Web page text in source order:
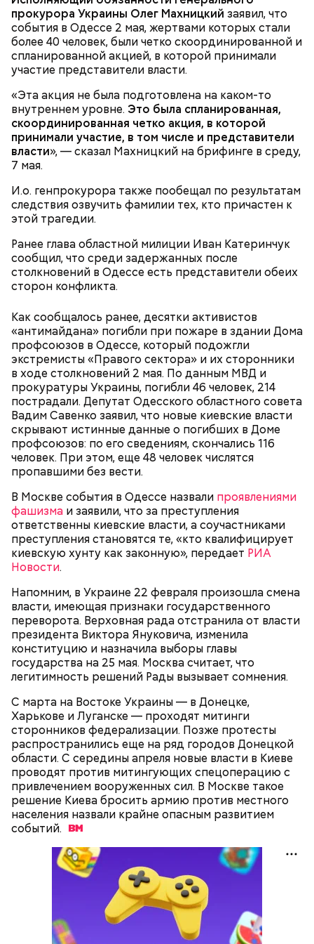
прокурора Украины Олег Махницкий заявил, что
события в Одессе 2 мая, жертвами которых стали
более 40 человек, были четко скоординированной и
спланированной акцией, в которой принимали
участие представители власти.
«Эта акция не была подготовлена на каком-то
внутреннем уровне. Это была спланированная,
скоординированная четко акция, в которой
принимали участие, в том числе и представители
власти», — сказал Махницкий на брифинге в среду,
7 мая.
И.о. генпрокурора также пообещал по результатам
следствия озвучить фамилии тех, кто причастен к
этой трагедии.
Ранее глава областной милиции Иван Катеринчук
сообщил, что среди задержанных после
столкновений в Одессе есть представители обеих
сторон конфликта.
Как сообщалось ранее, десятки активистов
«антимайдана» погибли при пожаре в здании Дома
профсоюзов в Одессе, который подожгли
экстремисты «Правого сектора» и их сторонники
в ходе столкновений 2 мая. По данным МВД и
прокуратуры Украины, погибли 46 человек, 214
пострадали. Депутат Одесского областного совета
Вадим Савенко заявил, что новые киевские власти
скрывают истинные данные о погибших в Доме
профсоюзов: по его сведениям, скончались 116
человек. При этом, еще 48 человек числятся
пропавшими без вести.
В Москве события в Одессе назвали проявлениями
фашизма и заявили, что за преступления
ответственны киевские власти, а соучастниками
преступления становятся те, «кто квалифицирует
киевскую хунту как законную», передает РИА
Новости.
Напомним, в Украине 22 февраля произошла смена
власти, имеющая признаки государственного
переворота. Верховная рада отстранила от власти
президента Виктора Януковича, изменила
конституцию и назначила выборы главы
государства на 25 мая. Москва считает, что
легитимность решений Рады вызывает сомнения.
С марта на Востоке Украины — в Донецке,
Харькове и Луганске — проходят митинги
сторонников федерализации. Позже протесты
распространились еще на ряд городов Донецкой
области. С середины апреля новые власти в Киеве
проводят против митингующих спецоперацию с
привлечением вооруженных сил. В Москве такое
решение Киева бросить армию против местного
населения назвали крайне опасным развитием
событий.
Как гласит предание, совершая паломничество в
Иерусалим, Николай Чудотворец по просьбе
отчаявшихся путников молитвой успокоил
разбушевавшееся море.
А еще, удержав меч палача, святой Николай спас от
смерти трех мужей, невинно осужденных
корыстолюбивым градоначальником.
За свою земную жизнь он совершил множество
добрых дел во славу Божию.
Святитель Николай дожил до глубокой старости и
скончался в середине IV века. По церковному
преданию, мощи святого сохранились нетленными
и источали чудесное миро, от которого исцелилось
множество людей. В 1087 году мощи Николая
Бар (Бари), где находятся и поныне.
2-3 картофелины,
1 некрупное яблоко,
1 некрупный помидор,
2 корня сельдерея,
салатная заправка.
Очищенный сырой салатный сельдерей
нашинковать соломкой. Яблоки очистить от
кожицы и семян, нарезать ломтиками. Так же
нарезать вареный картофель. Продукты
перемешать, полить салатной заправкой, выложить
в салатник горкой и украсить веточками
сельдерея, кусочками свежих помидоров и
ломтиками яблок.
Кабачки в овощном соусе
30 г сахара.